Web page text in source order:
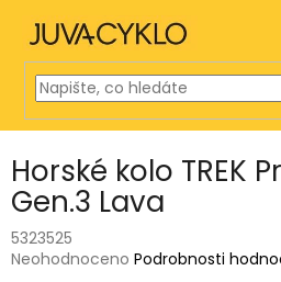
obsah
Horské kolo TREK
Gen.3 Lava
5323525
Průměrné
Neohodnoceno Podrobnosti